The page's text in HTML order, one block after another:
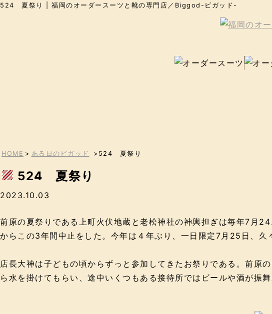
524 夏祭り | 福岡のオーダースーツと靴の専門店／Biggod-ビガッド-
HOME > ある日のビガッド >524 夏祭り
524 夏祭り
2023.10.03
前原の夏祭りである上町火伏地蔵と老松神社の神輿担ぎは毎年7月
からこの3年間中止をした。今年は４年ぶり、一日限定7月25日、久
店長大神は子どもの頃からずっと参加してきたお祭りである。前原
ら水を掛けてもらい、途中いくつもある接待所ではビールや酒が振